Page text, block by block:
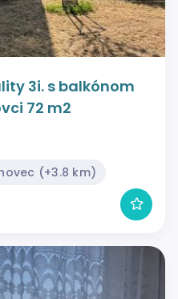
3i. s balkónom
72 m2
(+3.8 km)